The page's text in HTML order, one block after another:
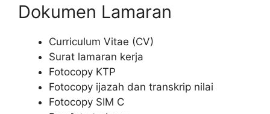
Dokumen Lamaran
Curriculum Vitae (CV)
Surat lamaran kerja
Fotocopy KTP
Fotocopy ijazah dan transkrip nilai
Fotocopy SIM C